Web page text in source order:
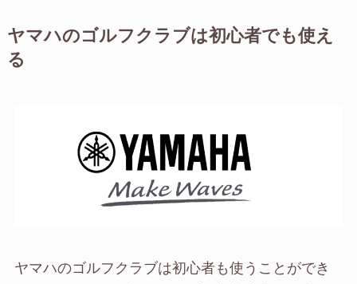
ヤマハのゴルフクラブは初心者でも使え
る
ヤマハのゴルフクラブは初心者も使うことができ